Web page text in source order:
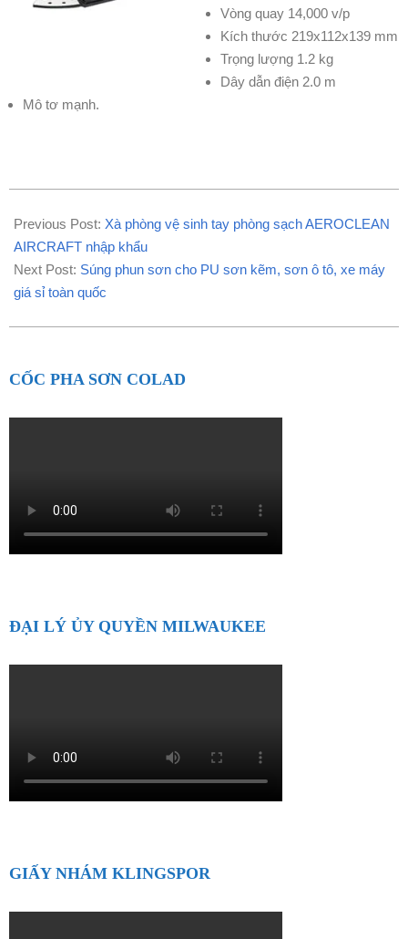
Vòng quay 14,000 v/p
Kích thước 219x112x139 mm
Trọng lượng 1.2 kg
Dây dẫn điện 2.0 m
Mô tơ mạnh.
08-
31
Previous Post: Xà phòng vệ sinh tay phòng sạch AEROCLEAN
AIRCRAFT nhập khẩu
Next Post: Súng phun sơn cho PU sơn kẽm, sơn ô tô, xe máy
giá sỉ toàn quốc
CỐC PHA SƠN COLAD
ĐẠI LÝ ỦY QUYỀN MILWAUKEE
GIẤY NHÁM KLINGSPOR